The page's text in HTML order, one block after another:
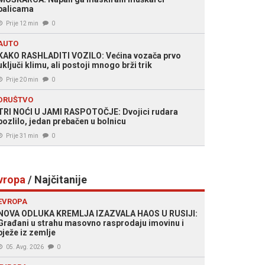
Prije 12 min 0
RASHLADITI VOZILO: Većina vozača prvo
klimu, ali postoji mnogo brži trik
Prije 20 min 0
NOĆI U JAMI RASPOTOČJE: Dvojici rudara
jedan prebačen u bolnicu
Prije 31 min 0
/ Najčitanije
ODLUKA KREMLJA IZAZVALA HAOS U RUSIJI:
u strahu masovno rasprodaju imovinu i
iz zemlje
05. Avg. 2026 0